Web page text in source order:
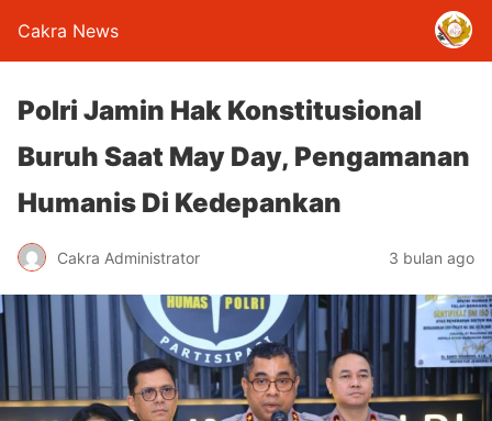
Cakra News
Polri Jamin Hak Konstitusional
Buruh Saat May Day, Pengamanan
Humanis Di Kedepankan
Cakra Administrator 3 bulan ago